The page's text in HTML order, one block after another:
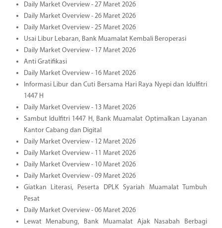
Daily Market Overview - 27 Maret 2026
Daily Market Overview - 26 Maret 2026
Daily Market Overview - 25 Maret 2026
Usai Libur Lebaran, Bank Muamalat Kembali Beroperasi
Daily Market Overview - 17 Maret 2026
Anti Gratifikasi
Daily Market Overview - 16 Maret 2026
Informasi Libur dan Cuti Bersama Hari Raya Nyepi dan Idulfitri
1447 H
Daily Market Overview - 13 Maret 2026
Sambut Idulfitri 1447 H, Bank Muamalat Optimalkan Layanan
Kantor Cabang dan Digital
Daily Market Overview - 12 Maret 2026
Daily Market Overview - 11 Maret 2026
Daily Market Overview - 10 Maret 2026
Daily Market Overview - 09 Maret 2026
Giatkan Literasi, Peserta DPLK Syariah Muamalat Tumbuh
Pesat
Daily Market Overview - 06 Maret 2026
Lewat Menabung, Bank Muamalat Ajak Nasabah Berbagi